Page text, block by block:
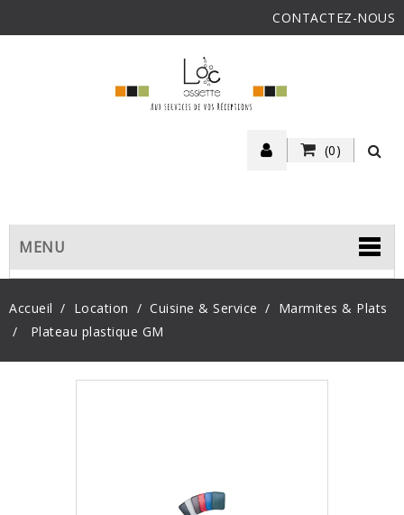
CONTACTEZ-NOUS
(0)
MENU
Accueil Location Cuisine & Service
Marmites & Plats
Plateau plastique GM